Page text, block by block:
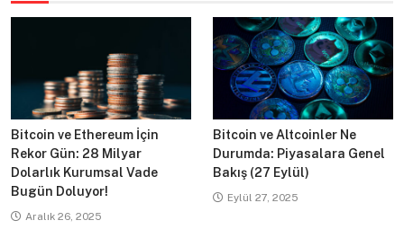
Bitcoin ve Ethereum İçin
Rekor Gün: 28 Milyar
Dolarlık Kurumsal Vade
Bugün Doluyor!
Aralık 26, 2025
Bitcoin ve Altcoinler Ne
Durumda: Piyasalara Genel
Bakış (27 Eylül)
Eylül 27, 2025